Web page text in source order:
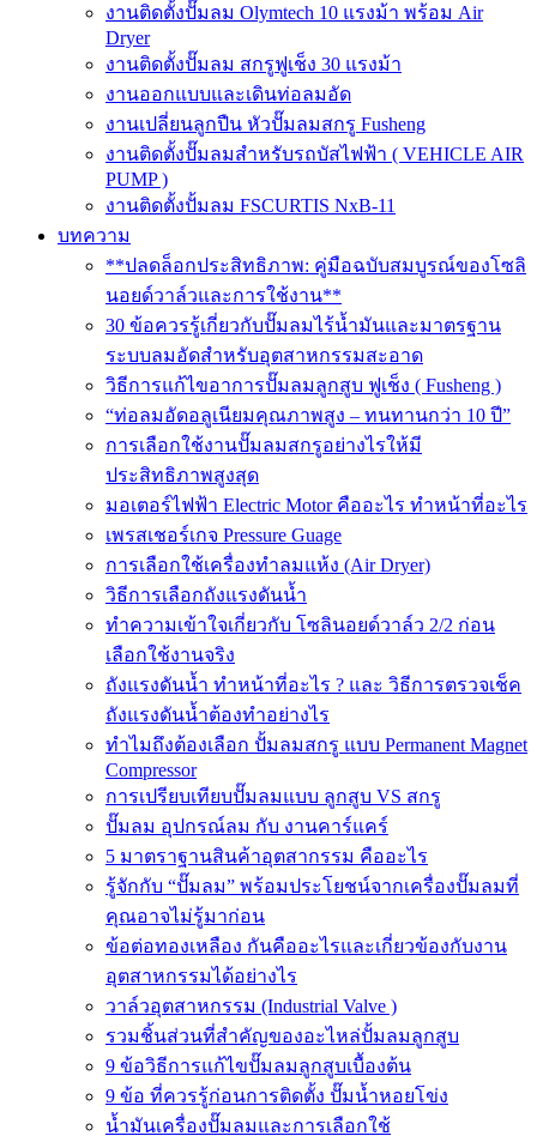
งานติดตั้งปั๊มลม Olymtech 10 แรงม้า พร้อม Air
Dryer
งานติดตั้งปั๊มลม สกรูฟูเช็ง 30 แรงม้า
งานออกแบบและเดินท่อลมอัด
งานเปลี่ยนลูกปืน หัวปั๊มลมสกรู Fusheng
งานติดตั้งปั๊มลมสำหรับรถบัสไฟฟ้า ( VEHICLE AIR
PUMP )
งานติดตั้งปั้มลม FSCURTIS NxB-11
บทความ
**ปลดล็อกประสิทธิภาพ: คู่มือฉบับสมบูรณ์ของโซลิ
นอยด์วาล์วและการใช้งาน**
30 ข้อควรรู้เกี่ยวกับปั๊มลมไร้น้ำมันและมาตรฐาน
ระบบลมอัดสำหรับอุตสาหกรรมสะอาด
วิธีการแก้ไขอาการปั๊มลมลูกสูบ ฟูเช็ง ( Fusheng )
“ท่อลมอัดอลูเนียมคุณภาพสูง – ทนทานกว่า 10 ปี”
การเลือกใช้งานปั๊มลมสกรูอย่างไรให้มี
ประสิทธิภาพสูงสุด
มอเตอร์ไฟฟ้า Electric Motor คืออะไร ทำหน้าที่อะไร
เพรสเชอร์เกจ Pressure Guage
การเลือกใช้เครื่องทำลมแห้ง (Air Dryer)
วิธีการเลือกถังแรงดันน้ำ
ทำความเข้าใจเกี่ยวกับ โซลินอยด์วาล์ว 2/2 ก่อน
เลือกใช้งานจริง
ถังแรงดันน้ำ ทำหน้าที่อะไร ? และ วิธีการตรวจเช็ค
ถังแรงดันน้ำต้องทำอย่างไร
ทำไมถึงต้องเลือก ปั้มลมสกรู แบบ Permanent Magnet
Compressor
การเปรียบเทียบปั๊มลมแบบ ลูกสูบ VS สกรู
ปั๊มลม อุปกรณ์ลม กับ งานคาร์แคร์
5 มาตราฐานสินค้าอุตสากรรม คืออะไร
รู้จักกับ “ปั๊มลม” พร้อมประโยชน์จากเครื่องปั๊มลมที่
คุณอาจไม่รู้มาก่อน
ข้อต่อทองเหลือง กันคืออะไรและเกี่ยวข้องกับงาน
อุตสาหกรรมได้อย่างไร
วาล์วอุตสาหกรรม (Industrial Valve )
รวมชิ้นส่วนที่สำคัญของอะไหล่ปั้มลมลูกสูบ
9 ข้อวิธีการแก้ไขปั๊มลมลูกสูบเบื้องต้น
9 ข้อ ที่ควรรู้ก่อนการติดตั้ง ปั๊มน้ำหอยโข่ง
น้ำมันเครื่องปั๊มลมและการเลือกใช้